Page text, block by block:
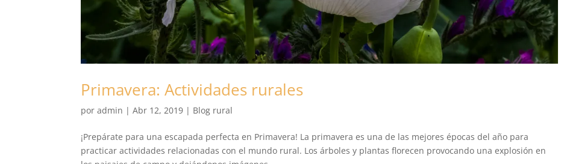
Primavera: Actividades rurales
poradmin |Abr 12, 2019 | Blog rural
¡Prepárate para una escapada perfecta en Primavera! La primavera es una de las mejores épocas del año para
practicar actividades relacionadas con el mundo rural. Los árboles y plantas florecen provocando una explosión en